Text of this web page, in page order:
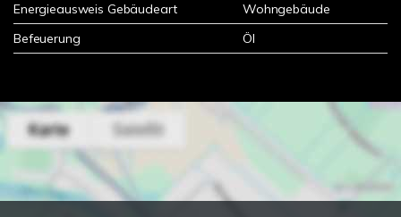
Energieausweis Gebäudeart
Wohngebäude
Befeuerung
Öl